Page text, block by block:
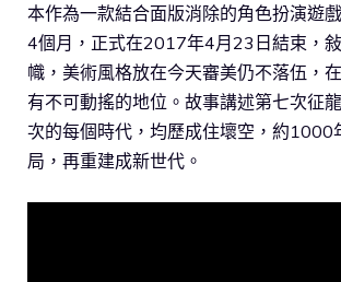
本作為一款結合面版消除的角色扮演遊
4個月，正式在2017年4月23日結束，
幟，美術風格放在今天審美仍不落伍，
有不可動搖的地位。故事講述第七次征
次的每個時代，均歷成住壞空，約1000
局，再重建成新世代。